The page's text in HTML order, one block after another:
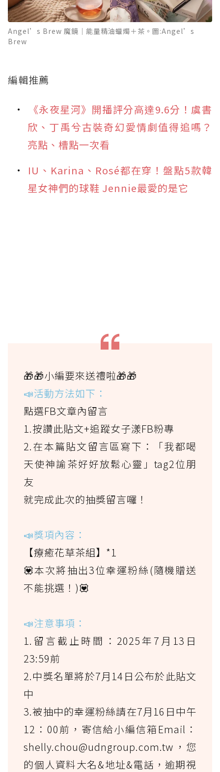
Angel’s Brew 魔鏡｜能量精油蠟燭＋茶。圖:Angel’s
Brew
編輯推薦
《永夜星河》開播評分高達9.6分！虞書
欣、丁禹兮古裝奇幻愛情劇值得追嗎？
亮點、槽點一次看
IU、Karina、Rosé都在穿！盤點5款韓
星女神們的球鞋 Jennie最愛的是它
🎁🎁小編要來送禮啦🎁🎁
📣活動方法如下：
點選FB文章內留言
1.按讚此貼文+追蹤女子漾FB粉專
2.在本篇貼文留言區寫下：「我都喝
天使神諭茶好好放鬆心靈」tag2位朋
友
就完成此次的抽獎留言囉！
📣獎項內容：
【療癒花草茶組】*1
💟本次將抽出3位幸運粉絲(隨機贈送
不能挑選！)💟
📣注意事項：
1.留言截止時間：2025年7月13日
23:59前
2.中獎名單將於7月14日公布於此貼文
中
3.被抽中的幸運粉絲請在7月16日中午
12：00前，寄信給小編信箱Email：
shelly.chou@udngroup.com.tw，您
的個人資料大名&地址&電話，逾期視